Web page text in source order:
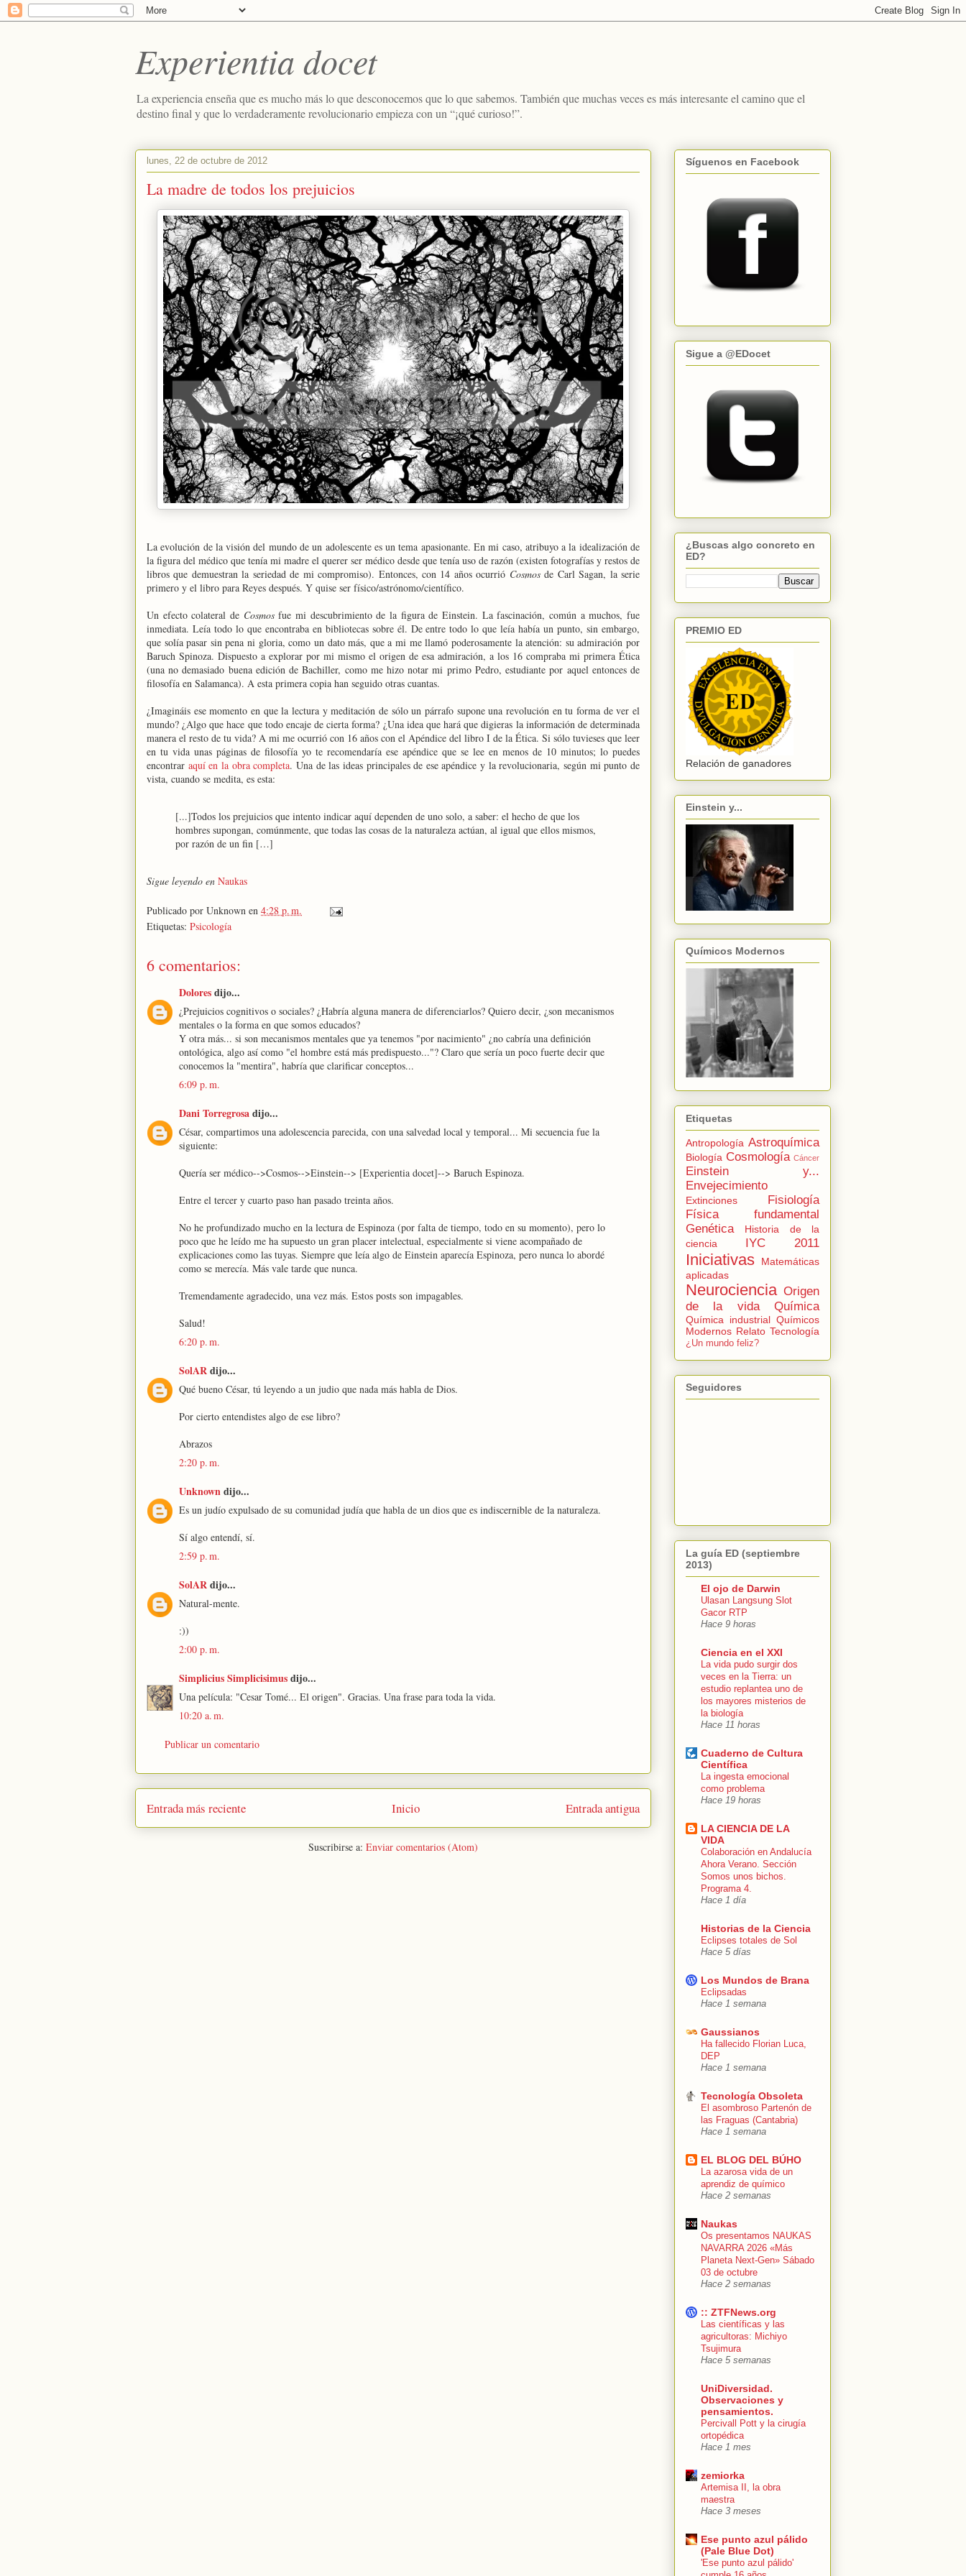
Experientia docet
La experiencia enseña que es mucho más lo que desconocemos que lo que sabemos. También que muchas veces es más interesante el camino que el
destino final y que lo verdaderamente revolucionario empieza con un “¡qué curioso!”.
lunes, 22 de octubre de 2012
La madre de todos los prejuicios
La evolución de la visión del mundo de un adolescente es un tema apasionante. En mi caso, atribuyo a la idealización de
la figura del médico que tenía mi madre el querer ser médico desde que tenía uso de razón (existen fotografías y restos de
libros que demuestran la seriedad de mi compromiso). Entonces, con 14 años ocurrió Cosmosde Carl Sagan, la serie
primero y el libro para Reyes después. Y quise ser físico/astrónomo/científico.
Un efecto colateral de Cosmosfue mi descubrimiento de la figura de Einstein. La fascinación, común a muchos, fue
inmediata. Leía todo lo que encontraba en bibliotecas sobre él. De entre todo lo que leía había un punto, sin embargo,
que solía pasar sin pena ni gloria, como un dato más, que a mi me llamó poderosamente la atención: su admiración por
Baruch Spinoza. Dispuesto a explorar por mi mismo el origen de esa admiración, a los 16 compraba mi primera Ética
(una no demasiado buena edición de Bachiller, como me hizo notar mi primo Pedro, estudiante por aquel entonces de
filosofía en Salamanca). A esta primera copia han seguido otras cuantas.
¿Imagináis ese momento en que la lectura y meditación de sólo un párrafo supone una revolución en tu forma de ver el
mundo? ¿Algo que hace que todo encaje de cierta forma? ¿Una idea que hará que digieras la información de determinada
manera el resto de tu vida? A mi me ocurrió con 16 años con el Apéndice del libro I de la Ética. Si sólo tuvieses que leer
en tu vida unas páginas de filosofía yo te recomendaría ese apéndice que se lee en menos de 10 minutos; lo puedes
encontrar aquí en la obra completa. Una de las ideas principales de ese apéndice y la revolucionaria, según mi punto de
vista, cuando se medita, es esta:
[...]Todos los prejuicios que intento indicar aquí dependen de uno solo, a saber: el hecho de que los
hombres supongan, comúnmente, que todas las cosas de la naturaleza actúan, al igual que ellos mismos,
por razón de un fin […]
Sigue leyendo en Naukas
Publicado por Unknown en 4:28 p. m.
Etiquetas: Psicología
6 comentarios:
Doloresdijo...
¿Prejuicios cognitivos o sociales? ¿Habría alguna manera de diferenciarlos? Quiero decir, ¿son mecanismos
mentales o la forma en que somos educados?
Y otra más... si son mecanismos mentales que ya tenemos "por nacimiento" ¿no cabría una definición
ontológica, algo así como "el hombre está más predispuesto..."? Claro que sería un poco fuerte decir que
conocemos la "mentira", habría que clarificar conceptos...
6:09 p. m.
Dani Torregrosadijo...
César, compartimos una adolescencia parecida, con una salvedad local y temporal... Mi secuencia fue la
siguiente:
Quería ser médico-->Cosmos-->Einstein--> [Experientia docet]--> Baruch Espinoza.
Entre el tercer y cuarto paso han pasado treinta años.
No he profundizado mucho en la lectura de Espinoza (por falta de tiempo, todo en su momento), pero lo
poco que he leído me ha supuesto un gran placer intelectual, especialmente si viene acompañado de
explicaciones como las tuyas. Siempre que leía algo de Einstein aparecía Espinoza, pero nunca lo abordé
como se merecía. Más vale tarde que nunca.
Tremendamente agradecido, una vez más. Estos posts son impagables.
Salud!
6:20 p. m.
SolARdijo...
Qué bueno César, tú leyendo a un judio que nada más habla de Dios.
Por cierto entendistes algo de ese libro?
Abrazos
2:20 p. m.
Unknowndijo...
Es un judío expulsado de su comunidad judía que habla de un dios que es indiscernible de la naturaleza.
Sí algo entendí, sí.
2:59 p. m.
SolARdijo...
Natural-mente.
:))
2:00 p. m.
Simplicius Simplicisimusdijo...
Una película: "Cesar Tomé... El origen". Gracias. Una frase para toda la vida.
10:20 a. m.
Publicar un comentario
Entrada más reciente Entrada antigua
Inicio
Suscribirse a: Enviar comentarios (Atom)
Síguenos en Facebook
Sigue a @EDocet
¿Buscas algo concreto en
ED?
PREMIO ED
Relación de ganadores
Einstein y...
Químicos Modernos
Etiquetas
Antropología Astroquímica
Biología Cosmología Cáncer
Einstein y...
Envejecimiento
Extinciones
Fisiología
Física fundamental
Genética
Historia de la
ciencia
IYC 2011
Iniciativas
Matemáticas
aplicadas
Neurociencia Origen
de la vida
Química
Química industrial Químicos
Modernos Relato Tecnología
¿Un mundo feliz?
Seguidores
La guía ED (septiembre
2013)
El ojo de Darwin
Ulasan Langsung Slot
Gacor RTP
Hace 9 horas
Ciencia en el XXI
La vida pudo surgir dos
veces en la Tierra: un
estudio replantea uno de
los mayores misterios de
la biología
Hace 11 horas
Cuaderno de Cultura
Científica
La ingesta emocional
como problema
Hace 19 horas
LA CIENCIA DE LA
VIDA
Colaboración en Andalucía
Ahora Verano. Sección
Somos unos bichos.
Programa 4.
Hace 1 día
Historias de la Ciencia
Eclipses totales de Sol
Hace 5 días
Los Mundos de Brana
Eclipsadas
Hace 1 semana
Gaussianos
Ha fallecido Florian Luca,
DEP
Hace 1 semana
Tecnología Obsoleta
El asombroso Partenón de
las Fraguas (Cantabria)
Hace 1 semana
EL BLOG DEL BÚHO
La azarosa vida de un
aprendiz de químico
Hace 2 semanas
Naukas
Os presentamos NAUKAS
NAVARRA 2026 «Más
Planeta Next-Gen» Sábado
03 de octubre
Hace 2 semanas
:: ZTFNews.org
Las científicas y las
agricultoras: Michiyo
Tsujimura
Hace 5 semanas
UniDiversidad.
Observaciones y
pensamientos.
Percivall Pott y la cirugía
ortopédica
Hace 1 mes
zemiorka
Artemisa II, la obra
maestra
Hace 3 meses
Ese punto azul pálido
(Pale Blue Dot)
'Ese punto azul pálido'